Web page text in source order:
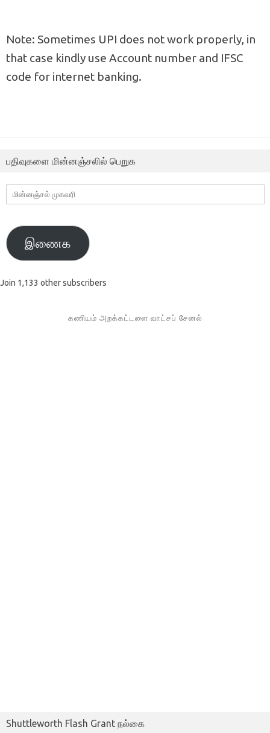
Note: Sometimes UPI does not work properly, in
that case kindly use Account number and IFSC
code for internet banking.
பதிவுகளை மின்னஞ்சலில் பெறுக
மின்னஞ்சல்
முகவரி
இணைக
Join 1,133 other subscribers
கணியம் அறக்கட்டளை வாட்சப் சேனல்
Shuttleworth Flash Grant நல்கை